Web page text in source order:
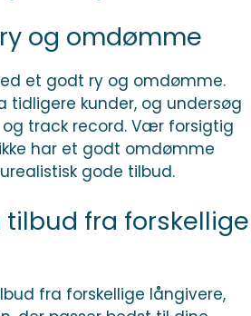
og omdømme
et godt ry og omdømme.
tidligere kunder, og undersøg
track record. Vær forsigtig
har et godt omdømme
gode tilbud.
fra forskellige
fra forskellige långivere,